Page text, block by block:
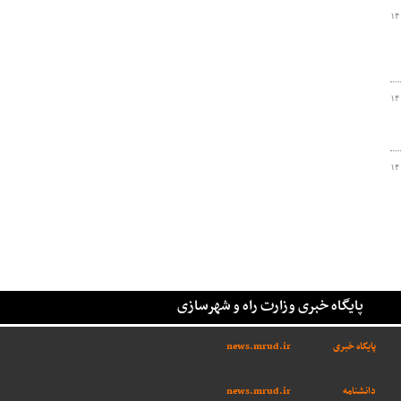
پایگاه خبری وزارت راه و شهرسازی
پایگاه خبری news.mrud.ir
دانشنامه
news.mrud.ir